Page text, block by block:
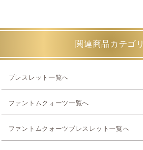
関連商品カテゴリ
ブレスレット一覧へ
ファントムクォーツ一覧へ
ファントムクォーツブレスレット一覧へ